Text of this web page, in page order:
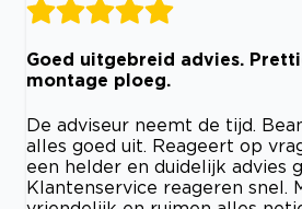
Goed uitgebreid advies.
montage ploeg.
De adviseur neemt de tijd.
alles goed uit. Reageert op
een helder en duidelijk advies
Klantenservice reageren snel.